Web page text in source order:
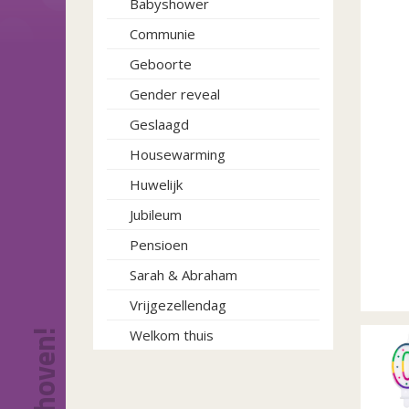
Babyshower
Communie
Geboorte
Gender reveal
Geslaagd
Housewarming
Huwelijk
Jubileum
Pensioen
Sarah & Abraham
Vrijgezellendag
Welkom thuis